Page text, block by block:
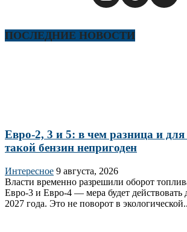
ПОСЛЕДНИЕ НОВОСТИ
Евро-2, 3 и 5: в чем разница и
такой бензин непригоден
Интересное 9 августа, 2026
Власти временно разрешили оборот
Евро‑3 и Евро‑4 — мера будет действовать
2027 года. Это не поворот в